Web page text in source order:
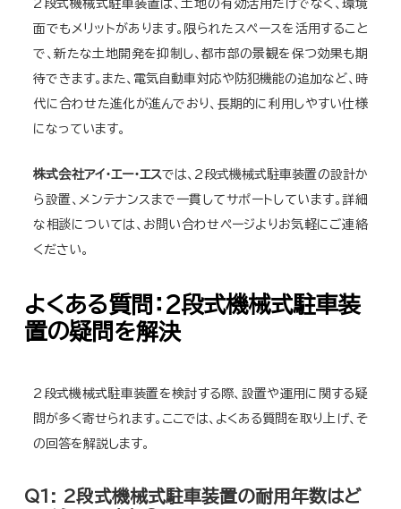
2段式機械式駐車装置は、土地の有効活用だけでなく、環境
面でもメリットがあります。限られたスペースを活用すること
で、新たな土地開発を抑制し、都市部の景観を保つ効果も期
待できます。また、電気自動車対応や防犯機能の追加など、時
代に合わせた進化が進んでおり、長期的に利用しやすい仕様
になっています。
株式会社アイ・エー・エスでは、2段式機械式駐車装置の設計か
ら設置、メンテナンスまで一貫してサポートしています。詳細
な相談については、お問い合わせページよりお気軽にご連絡
ください。
よくある質問：2段式機械式駐車装
置の疑問を解決
2段式機械式駐車装置を検討する際、設置や運用に関する疑
問が多く寄せられます。ここでは、よくある質問を取り上げ、そ
の回答を解説します。
Q1: 2段式機械式駐車装置の耐用年数はど